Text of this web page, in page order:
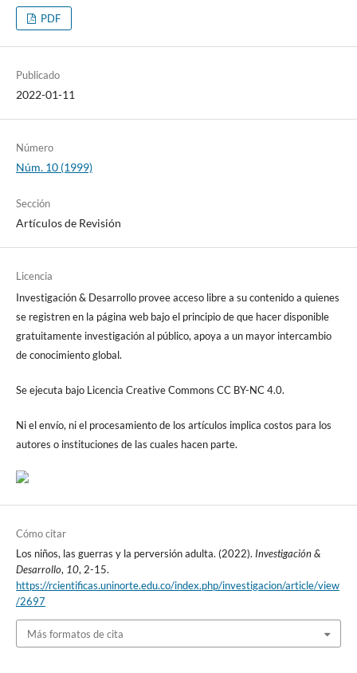
PDF
Publicado
2022-01-11
Número
Núm. 10 (1999)
Sección
Artículos de Revisión
Licencia
Investigación & Desarrollo provee acceso libre a su contenido a quienes
se registren en la página web bajo el principio de que hacer disponible
gratuitamente investigación al público, apoya a un mayor intercambio
de conocimiento global.
Se ejecuta bajo Licencia Creative Commons CC BY-NC 4.0.
Ni el envío, ni el procesamiento de los artículos implica costos para los
autores o instituciones de las cuales hacen parte.
Cómo citar
Los niños, las guerras y la perversión adulta. (2022). Investigación &
Desarrollo, 10, 2-15.
https://rcientificas.uninorte.edu.co/index.php/investigacion/article/view
/2697
Más formatos de cita